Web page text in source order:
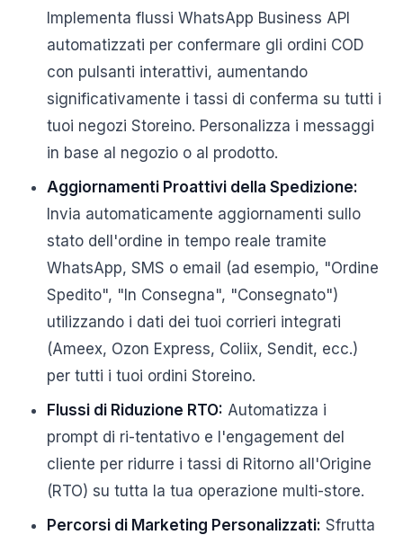
Implementa flussi WhatsApp Business API
automatizzati per confermare gli ordini COD
con pulsanti interattivi, aumentando
significativamente i tassi di conferma su tutti i
tuoi negozi Storeino. Personalizza i messaggi
in base al negozio o al prodotto.
Aggiornamenti Proattivi della Spedizione:
Invia automaticamente aggiornamenti sullo
stato dell'ordine in tempo reale tramite
WhatsApp, SMS o email (ad esempio, "Ordine
Spedito", "In Consegna", "Consegnato")
utilizzando i dati dei tuoi corrieri integrati
(Ameex, Ozon Express, Coliix, Sendit, ecc.)
per tutti i tuoi ordini Storeino.
Flussi di Riduzione RTO: Automatizza i
prompt di ri-tentativo e l'engagement del
cliente per ridurre i tassi di Ritorno all'Origine
(RTO) su tutta la tua operazione multi-store.
Percorsi di Marketing Personalizzati: Sfrutta